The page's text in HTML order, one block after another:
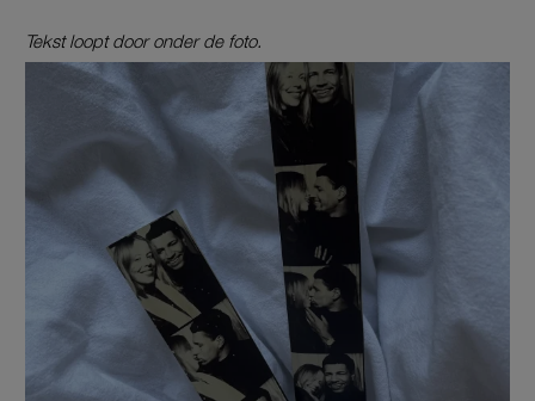
Tekst loopt door onder de foto.